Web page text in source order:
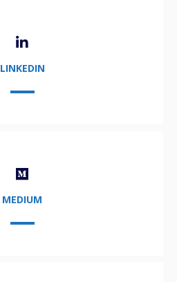
LINKEDIN
MEDIUM